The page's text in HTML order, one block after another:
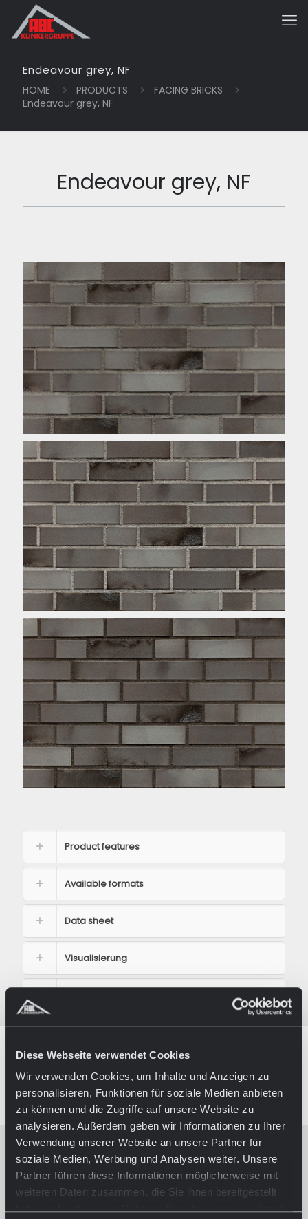
Diese Webseite verwendet Cookies
Wir verwenden Cookies, um Inhalte und Anzeigen zu
personalisieren, Funktionen für soziale Medien anbieten
zu können und die Zugriffe auf unsere Website zu
analysieren. Außerdem geben wir Informationen zu Ihrer
Verwendung unserer Website an unsere Partner für
soziale Medien, Werbung und Analysen weiter. Unsere
Partner führen diese Informationen möglicherweise mit
weiteren Daten zusammen, die Sie ihnen bereitgestellt
Endeavour grey, NF
HOME PRODUCTS
FACING BRICKS
Endeavour grey, NF
Endeavour grey, NF
Product features
Available formats
Data sheet
Visualisierung